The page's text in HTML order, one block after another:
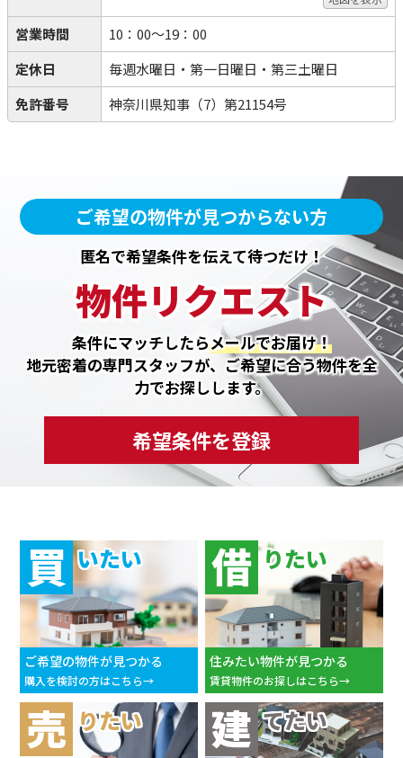
営業時間
10：00～19：00
定休日
毎週水曜日・第一日曜日・第三土曜日
免許番号
神奈川県知事（7）第21154号
ご希望の物件が見つからない方
匿名で希望条件を伝えて待つだけ！
物件リクエスト
条件にマッチしたらメールでお届け！
地元密着の専門スタッフが、ご希望に合う物件を全
力でお探しします。
希望条件を登録
買 いたい
ご希望の物件が見つかる
購入を検討の方はこちら
借 りたい
住みたい物件が見つかる
賃貸物件のお探しはこちら
売 りたい 建 てたい